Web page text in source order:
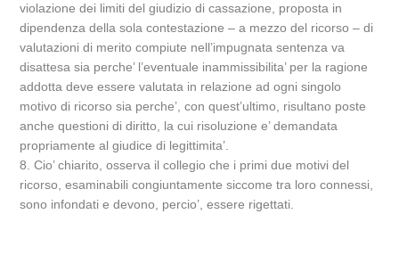
violazione dei limiti del giudizio di cassazione, proposta in
dipendenza della sola contestazione – a mezzo del ricorso – di
valutazioni di merito compiute nell’impugnata sentenza va
disattesa sia perche’ l’eventuale inammissibilita’ per la ragione
addotta deve essere valutata in relazione ad ogni singolo
motivo di ricorso sia perche’, con quest’ultimo, risultano poste
anche questioni di diritto, la cui risoluzione e’ demandata
propriamente al giudice di legittimita’.
8. Cio’ chiarito, osserva il collegio che i primi due motivi del
ricorso, esaminabili congiuntamente siccome tra loro connessi,
sono infondati e devono, percio’, essere rigettati.